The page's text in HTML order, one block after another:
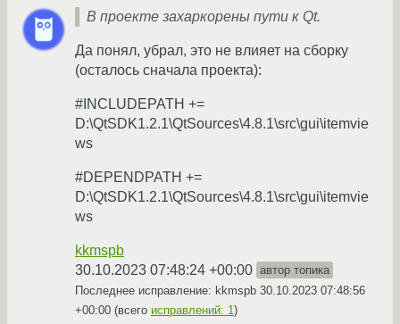
В проекте захаркорены пути к Qt.
Да понял, убрал, это не влияет на сборку
(осталось сначала проекта):
#INCLUDEPATH +=
D:\QtSDK1.2.1\QtSources\4.8.1\src\gui\itemvie
ws
#DEPENDPATH +=
D:\QtSDK1.2.1\QtSources\4.8.1\src\gui\itemvie
ws
kkmspb
30.10.2023 07:48:24 +00:00 автор топика
Последнее исправление: kkmspb 30.10.2023 07:48:56
+00:00 (всего исправлений: 1 )